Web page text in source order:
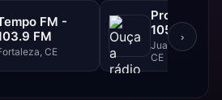
FM -
FM
CE
Progresso
105.1 FM
Juazeiro Do
CE
›